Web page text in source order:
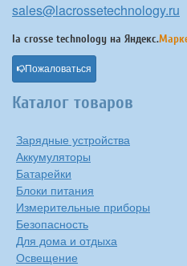
sales@lacrossetechnology.ru
la crosse technology на Яндекс.
Пожаловаться
Каталог товаров
Зарядные устройства
Аккумуляторы
Батарейки
Блоки питания
Измерительные приборы
Безопасность
Для дома и отдыха
Освещение